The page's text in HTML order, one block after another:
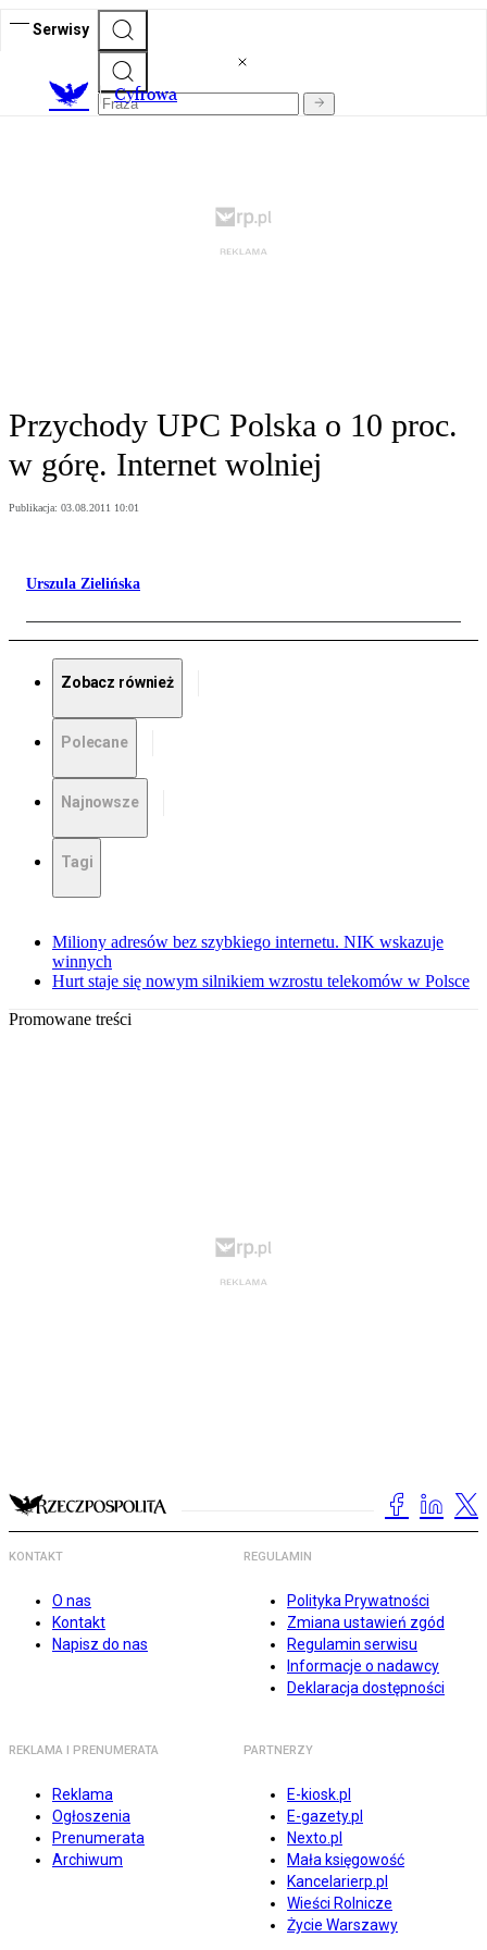
Serwisy
Cyfrowa
Przychody UPC Polska o 10 proc.
w górę. Internet wolniej
Publikacja: 03.08.2011 10:01
Urszula Zielińska
Zobacz również
Polecane
Najnowsze
Tagi
Miliony adresów bez szybkiego internetu. NIK wskazuje
winnych
Hurt staje się nowym silnikiem wzrostu telekomów w Polsce
Promowane treści
KONTAKT
O nas
Kontakt
Napisz do nas
REGULAMIN
Polityka Prywatności
Zmiana ustawień zgód
Regulamin serwisu
Informacje o nadawcy
Deklaracja dostępności
REKLAMA I PRENUMERATA
Reklama
Ogłoszenia
Prenumerata
Archiwum
PARTNERZY
E-kiosk.pl
E-gazety.pl
Nexto.pl
Mała księgowość
Kancelarierp.pl
Wieści Rolnicze
Życie Warszawy